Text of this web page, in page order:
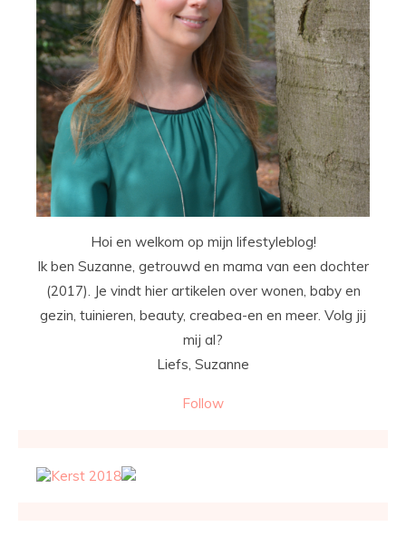
Hoi en welkom op mijn lifestyleblog!
Ik ben Suzanne, getrouwd en mama van een dochter
(2017). Je vindt hier artikelen over wonen, baby en
gezin, tuinieren, beauty, creabea-en en meer. Volg jij
mij al?
Liefs, Suzanne
Follow